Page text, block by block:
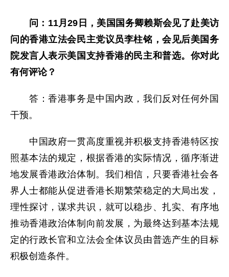
问： 11月29日，美国国务卿赖斯会见了赴美访
问的香港立法会民主党议员李柱铭，会见后美国务
院发言人表示美国支持香港的民主和普选。你对此
有何评论？
答：香港事务是中国内政，我们反对任何外国
干预。
中国政府一贯高度重视并积极支持香港特区按
照基本法的规定，根据香港的实际情况，循序渐进
地发展香港政治体制。我们相信，只要香港社会各
界人士都能从促进香港长期繁荣稳定的大局出发，
理性探讨，谋求共识，就可以稳步、扎实、有序地
推动香港政治体制向前发展，为最终达到基本法规
定的行政长官和立法会全体议员由普选产生的目标
积极创造条件。